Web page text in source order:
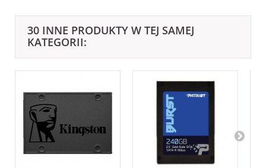
30 INNE PRODUKTY W TEJ SAMEJ
KATEGORII: